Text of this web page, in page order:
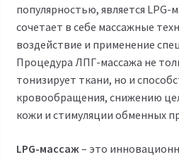
популярностью, является LPG-
сочетает в себе массажные
воздействие и применение
Процедура ЛПГ-массажа не
тонизирует ткани, но и
кровообращения, снижению
кожи и стимуляции обменных
LPG-массаж– это